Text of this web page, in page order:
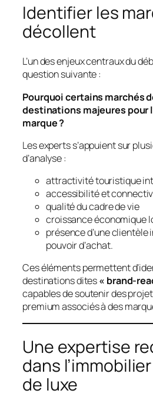
Identifier les
décollent
L’un des enjeux centraux du
question suivante :
Pourquoi certains marchés
destinations majeures pour
marque ?
Les experts s’appuient sur
d’analyse :
attractivité touristique
accessibilité et
qualité du cadre de vie
croissance économique
présence d’une
pouvoir d’achat.
Ces éléments permettent
destinations dites« brand-
capables de soutenir des
premium associés à des
Une expertise
dans
de luxe